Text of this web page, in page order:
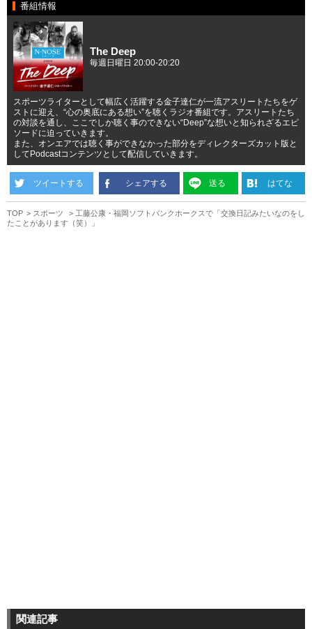
番組情報
The Deep
毎週日曜日 20:00-20:20
スポーツライターとして幅広く活躍する金子達仁が一流アスリートたちをゲ
ストに迎え、“心の奥底にある想い”を聴くラジオ番組です。アスリートたち
の対談を通し、ここでしか聴く事のできない“Deep”な想いと知られざるエピ
ソードに迫っていきます。
また、オンエアでは聴く事ができなかった部分をディレクターズカット版と
してPodcastコンテンツとして配信していきます。
ツイートする シェアする 送る はてな
TOP スポーツ
工藤公康・福岡ソフトバンクホークスで「交換日記みたいなのをし
たことがあります（笑）」
関連記事